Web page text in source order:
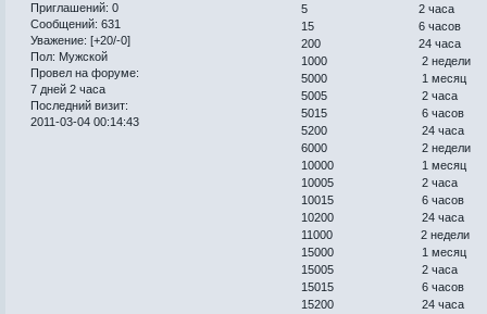
Приглашений: 0
Сообщений: 631
Уважение: [+20/-0]
Пол: Мужской
Провел на форуме:
7 дней 2 часа
Последний визит:
2011-03-04 00:14:43
5 2 часа
15 6 часов
200 24 часа
1000 2 недели
5000 1 месяц
5005 2 часа
5015 6 часов
5200 24 часа
6000 2 недели
10000 1 месяц
10005 2 часа
10015 6 часов
10200 24 часа
11000 2 недели
15000 1 месяц
15005 2 часа
15015 6 часов
15200 24 часа